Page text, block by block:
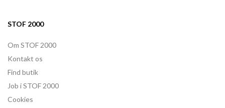
STOF 2000
Om STOF 2000
Kontakt os
Find butik
Job i STOF 2000
Cookies